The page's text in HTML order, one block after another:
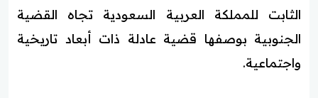
الثابت للمملكة العربية السعودية تجاه القضية
الجنوبية بوصفها قضية عادلة ذات أبعاد تاريخية
واجتماعية.